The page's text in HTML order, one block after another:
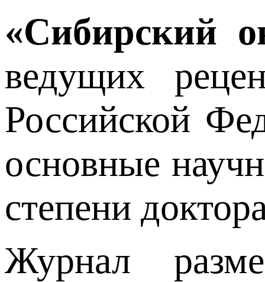
«Сибирский
ведущих
Российской
основные
степени
Журнал